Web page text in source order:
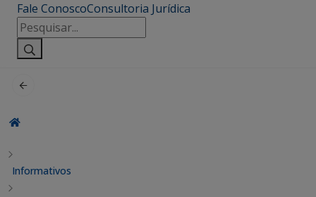
Fale ConoscoConsultoria Jurídica
Pesquisar
por:
Informativos